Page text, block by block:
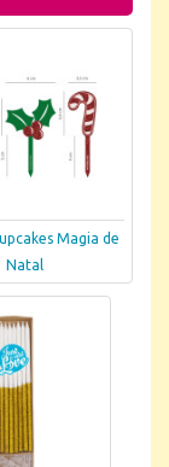
Magia de
Natal